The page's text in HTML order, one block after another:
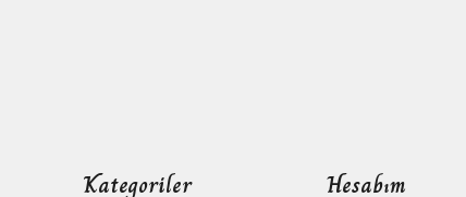
Kategoriler Hesabım